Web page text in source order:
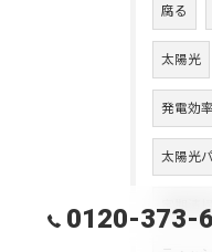
腐る
太陽光
発電効
太陽光
定期清
0120-373-